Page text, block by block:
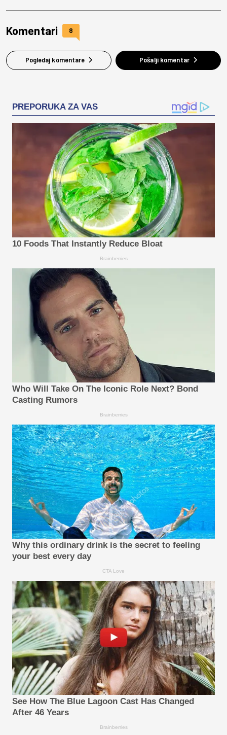
Komentari 8
Pogledaj komentare Pošalji komentar
PREPORUKA ZA VAS
10 Foods That Instantly Reduce Bloat
Brainberries
Who Will Take On The Iconic Role Next? Bond
Casting Rumors
Brainberries
Why this ordinary drink is the secret to feeling
your best every day
CTA Love
See How The Blue Lagoon Cast Has Changed
After 46 Years
Brainberries